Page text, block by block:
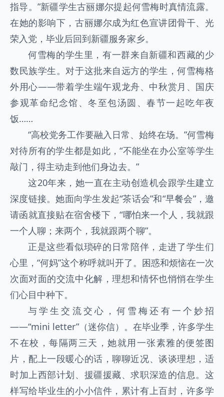
指导。”新疆学生古丽娜尔提起何雪梅时真情流露。
在她的影响下，古丽娜尔成为红色宣讲团骨干、光
荣入党，毕业后回到新疆服务家乡。
何雪梅的学生里，有一群来自新疆和西藏的少
数民族学生。对于这批来自远方的学生，何雪梅格
外用心——带着学生端午观龙舟、中秋赏月、国庆
参观革命纪念馆、冬至包汤圆、春节一起吃年夜
饭……
“高校党务工作要融入日常、始终在场。”何雪梅
对待所有的学生都是如此，“不能坐在办公室等学生
敲门，得主动走到他们身边去。”
这20年来，她一直在主动创造机会跟学生建立
深度链接。她面向学生发起“茶话会”和“早餐会”，邀
请函就直接贴在宿舍楼下，“哪怕来一个人，我就跟
一个人聊；来两个，我就跟两个聊”。
正是这些看似琐碎的日常陪伴，走进了学生们
心里，“何妈”这个称呼就叫开了。困惑和烦恼在一次
次面对面的交流中化解，理想和情怀也悄悄在学生
们心目中种下。
与学生交流交心，何雪梅还有一个妙招
——“mini letter”（迷你信）。在毕业季，许多学生
不在校，每隔两三天，她就用一张素雅的便签图
片，配上一段暖心的话，聊聊近况、谈谈理想，适
时加上西部计划、援疆援藏、求职深造的信息。这
样写给毕业生的小小信件，累计有上百封，许多学